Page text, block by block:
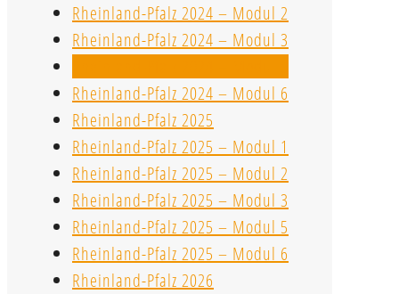
Rheinland-Pfalz 2024 – Modul 2
Rheinland-Pfalz 2024 – Modul 3
Rheinland-Pfalz 2024 – Modul 6
Rheinland-Pfalz 2025
Rheinland-Pfalz 2025 – Modul 1
Rheinland-Pfalz 2025 – Modul 2
Rheinland-Pfalz 2025 – Modul 3
Rheinland-Pfalz 2025 – Modul 5
Rheinland-Pfalz 2025 – Modul 6
Rheinland-Pfalz 2026